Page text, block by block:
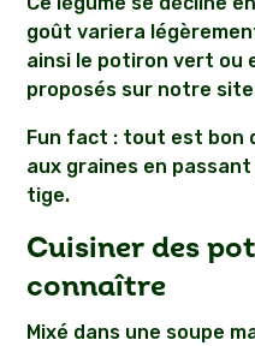
goût variera
ainsi le potiron vert ou
proposés sur notre
Fun fact : tout est bon
aux graines en
tige.
Cuisiner des
connaître
Mixé dans une soupe